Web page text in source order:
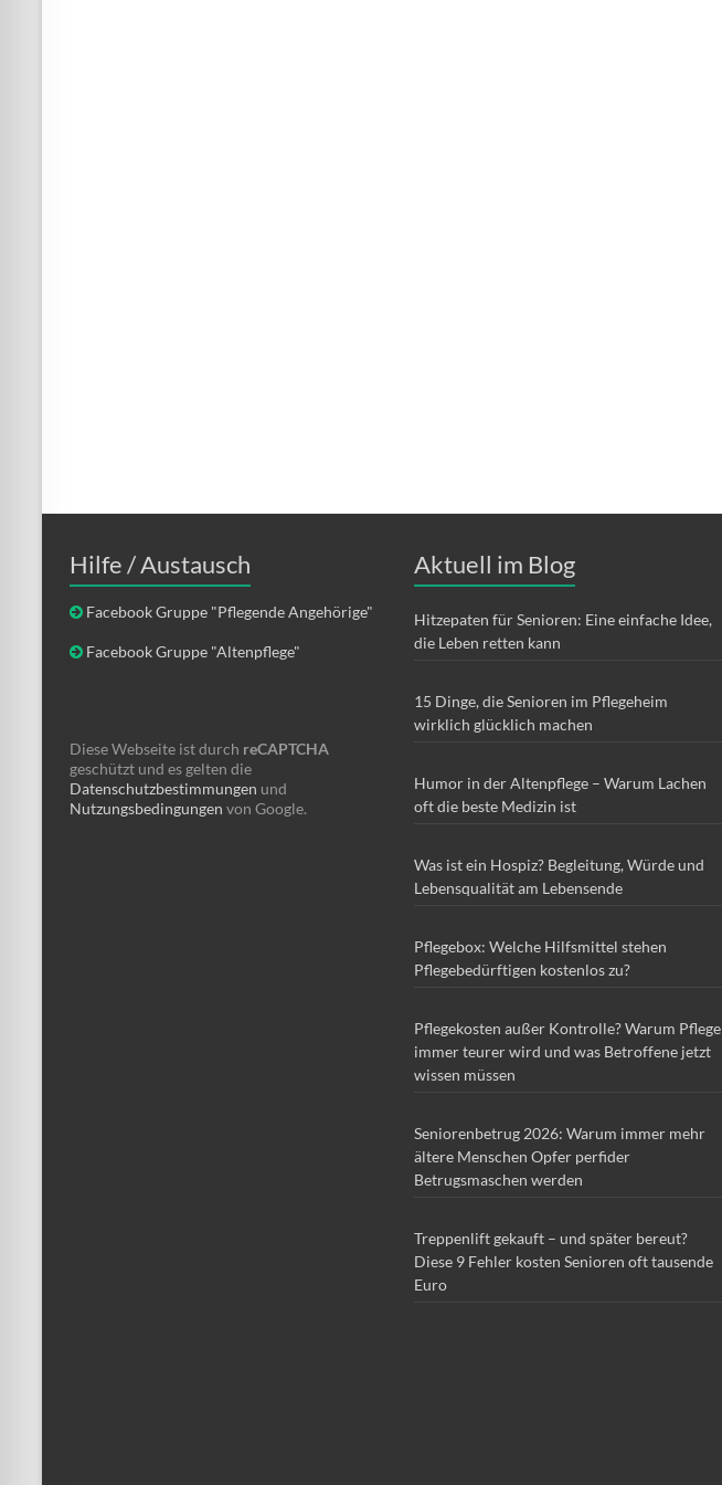
Hilfe / Austausch
Facebook Gruppe "Pflegende Angehörige"
Facebook Gruppe "Altenpflege"
Diese Webseite ist durch reCAPTCHA
geschützt und es gelten die
Datenschutzbestimmungen und
Nutzungsbedingungen von Google.
Aktuell im Blog
Hitzepaten für Senioren: Eine einfache Idee,
die Leben retten kann
15 Dinge, die Senioren im Pflegeheim
wirklich glücklich machen
Humor in der Altenpflege – Warum Lachen
oft die beste Medizin ist
Was ist ein Hospiz? Begleitung, Würde und
Lebensqualität am Lebensende
Pflegebox: Welche Hilfsmittel stehen
Pflegebedürftigen kostenlos zu?
Pflegekosten außer Kontrolle? Warum Pflege
immer teurer wird und was Betroffene jetzt
wissen müssen
Seniorenbetrug 2026: Warum immer mehr
ältere Menschen Opfer perfider
Betrugsmaschen werden
Treppenlift gekauft – und später bereut?
Diese 9 Fehler kosten Senioren oft tausende
Euro